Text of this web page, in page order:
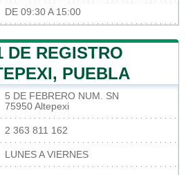
DE 09:30 A 15:00
DE REGISTRO
PUEBLA
5 DE FEBRERO NUM. SN
75950 Altepexi
2 363 811 162
LUNES A VIERNES